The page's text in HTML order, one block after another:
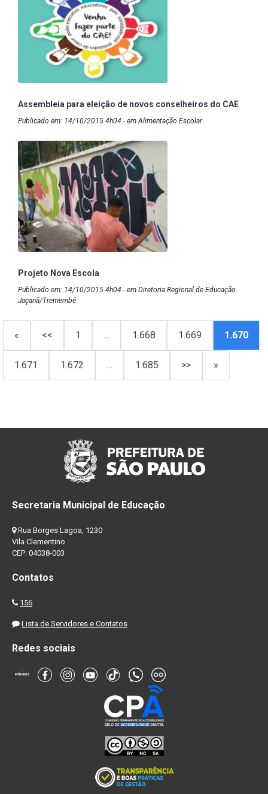
Assembleia para eleição de novos conselheiros do CAE
Publicado em: 14/10/2015 4h04 - em Alimentação Escolar
Projeto Nova Escola
Publicado em: 14/10/2015 4h04 - em Diretoria Regional de Educação
Jaçanã/Tremembé
« << 1 … 1.668 1.669 1.670
1.671 1.672 … 1.685 >> »
Secretaria Municipal de Educação
Rua Borges Lagoa, 1230
Vila Clementino
CEP: 04038-003
Contatos
156
Lista de Servidores e Contatos
Redes sociais